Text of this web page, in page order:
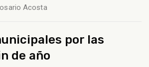
Acosta
por las
de año